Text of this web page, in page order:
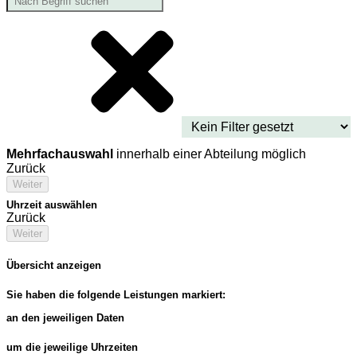
Mehrfachauswahl innerhalb einer Abteilung möglich
Zurück
Weiter
Uhrzeit auswählen
Zurück
Weiter
Übersicht anzeigen
Sie haben die folgende Leistungen markiert:
an den jeweiligen Daten
um die jeweilige Uhrzeiten